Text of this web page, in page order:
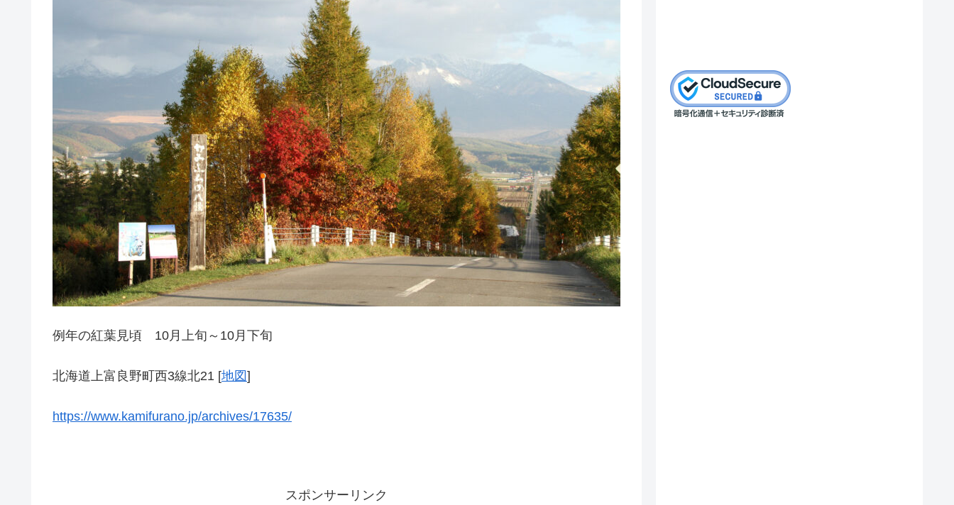
例年の紅葉見頃 10月上旬～10月下旬
北海道上富良野町西3線北21 [地図]
https://www.kamifurano.jp/archives/17635/
スポンサーリンク